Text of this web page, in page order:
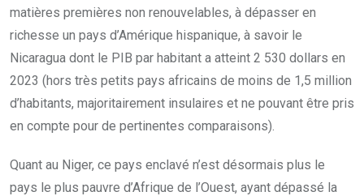
matières premières non renouvelables, à dépasser en
richesse un pays d’Amérique hispanique, à savoir le
Nicaragua dont le PIB par habitant a atteint 2 530 dollars en
2023 (hors très petits pays africains de moins de 1,5 million
d’habitants, majoritairement insulaires et ne pouvant être pris
en compte pour de pertinentes comparaisons).
Quant au Niger, ce pays enclavé n’est désormais plus le
pays le plus pauvre d’Afrique de l’Ouest, ayant dépassé la